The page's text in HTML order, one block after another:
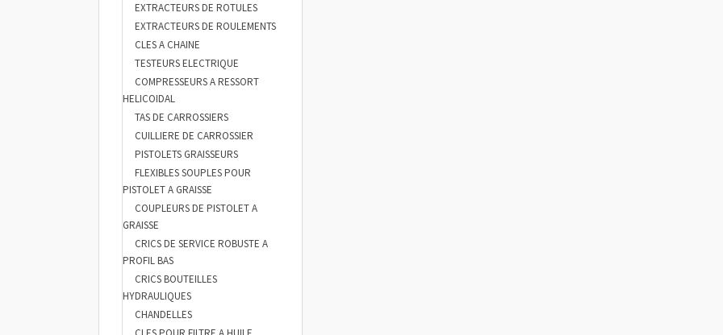
EXTRACTEURS DE ROTULES
EXTRACTEURS DE ROULEMENTS
CLES A CHAINE
TESTEURS ELECTRIQUE
COMPRESSEURS A RESSORT
HELICOIDAL
TAS DE CARROSSIERS
CUILLIERE DE CARROSSIER
PISTOLETS GRAISSEURS
FLEXIBLES SOUPLES POUR
PISTOLET A GRAISSE
COUPLEURS DE PISTOLET A
GRAISSE
CRICS DE SERVICE ROBUSTE A
PROFIL BAS
CRICS BOUTEILLES
HYDRAULIQUES
CHANDELLES